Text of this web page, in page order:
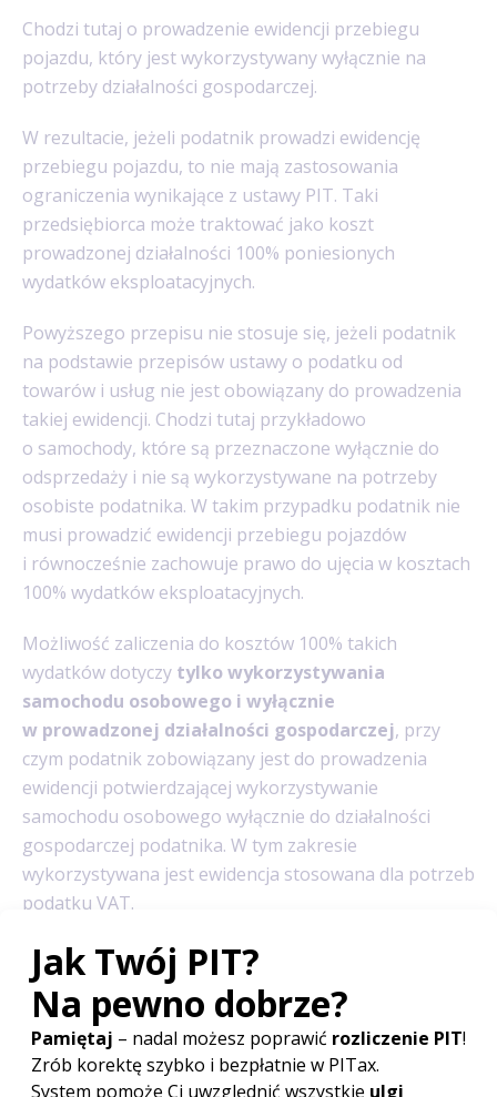
Chodzi tutaj o prowadzenie ewidencji przebiegu
pojazdu, który jest wykorzystywany wyłącznie na
potrzeby działalności gospodarczej.
W rezultacie, jeżeli podatnik prowadzi ewidencję
przebiegu pojazdu, to nie mają zastosowania
ograniczenia wynikające z ustawy PIT. Taki
przedsiębiorca może traktować jako koszt
prowadzonej działalności 100% poniesionych
wydatków eksploatacyjnych.
Powyższego przepisu nie stosuje się, jeżeli podatnik
na podstawie przepisów ustawy o podatku od
towarów i usług nie jest obowiązany do prowadzenia
takiej ewidencji. Chodzi tutaj przykładowo
o samochody, które są przeznaczone wyłącznie do
odsprzedaży i nie są wykorzystywane na potrzeby
osobiste podatnika. W takim przypadku podatnik nie
musi prowadzić ewidencji przebiegu pojazdów
i równocześnie zachowuje prawo do ujęcia w kosztach
100% wydatków eksploatacyjnych.
Możliwość zaliczenia do kosztów 100% takich
wydatków dotyczy tylko wykorzystywania
samochodu osobowego i wyłącznie
w prowadzonej działalności gospodarczej, przy
czym podatnik zobowiązany jest do prowadzenia
ewidencji potwierdzającej wykorzystywanie
samochodu osobowego wyłącznie do działalności
gospodarczej podatnika. W tym zakresie
wykorzystywana jest ewidencja stosowana dla potrzeb
podatku VAT.
Jednakże jeżeli podatnik nie ma obowiązku
prowadzenia ewidencji przebiegu pojazdu dla
celów podatku od towarów i usług, to również na
gruncie PIT dla zaliczenia wydatków
eksploatacyjnych samochodu osobowego